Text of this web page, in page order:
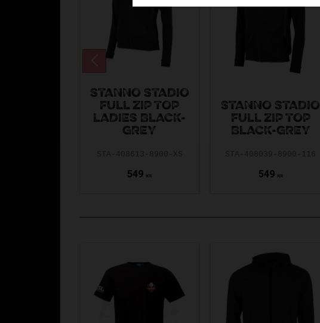
STANNO STADIO
FULL ZIP TOP
LADIES BLACK-
GREY
549 KR
STANNO STADIO
FULL ZIP TOP
BLACK-GREY
549 KR